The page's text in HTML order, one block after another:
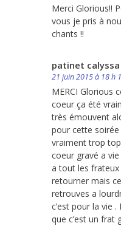
Merci Glorious!!
vous je pris à
chants !!
patinet calyssa
21 juin 2015 à 18 h
MERCI Glorious
coeur ça été
très émouvent
pour cette
vraiment trop
coeur gravé a
a tout les frateux
retourner mais
retrouves a
c’est pour la vie
que c’est un frat